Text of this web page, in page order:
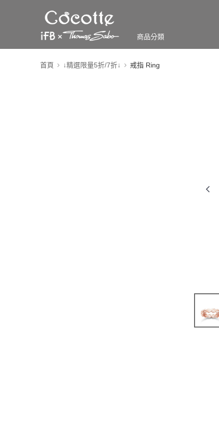
商品分類
首頁 ↓精選限量5折/7折↓ 戒指 Ring